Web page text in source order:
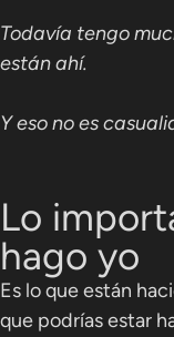
Todavía tengo
están ahí.
Y eso no es
Lo
hago yo
Es lo que están
que podrías estar